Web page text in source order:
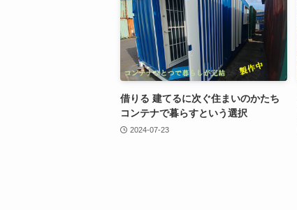
借りる 建てるに次ぐ住まいのかたち
コンテナで暮らすという選択
2024-07-23